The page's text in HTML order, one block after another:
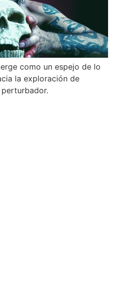
como un espejo de lo
la exploración de